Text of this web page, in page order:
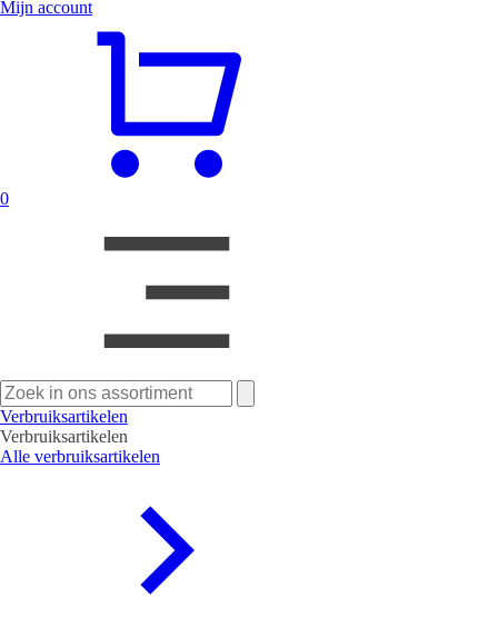
Mijn account
0
Zoeken
naar:
Verbruiksartikelen
Verbruiksartikelen
Alle verbruiksartikelen